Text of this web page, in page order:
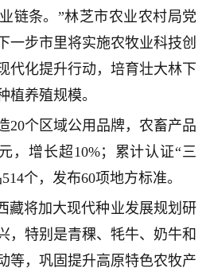
链条。”林芝市农业农村局党
一步市里将实施农牧业科技创
代化提升行动，培育壮大林下
植养殖规模。
个区域公用品牌，农畜产品
，增长超10%；累计认证“三
个，发布60项地方标准。
将加大现代种业发展规划研
，特别是青稞、牦牛、奶牛和
等，巩固提升高原特色农牧产